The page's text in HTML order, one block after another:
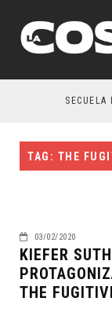
SECUELA
TAG: THE
03/02/2020
KIEFER
THE